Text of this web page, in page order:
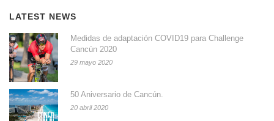
LATEST NEWS
Medidas de adaptación COVID19 para Challenge
Cancún 2020
29 mayo 2020
50 Aniversario de Cancún.
20 abril 2020